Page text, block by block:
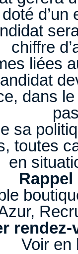
chiffre
liées
dans
sa
toutes
en
rendez-
Voir